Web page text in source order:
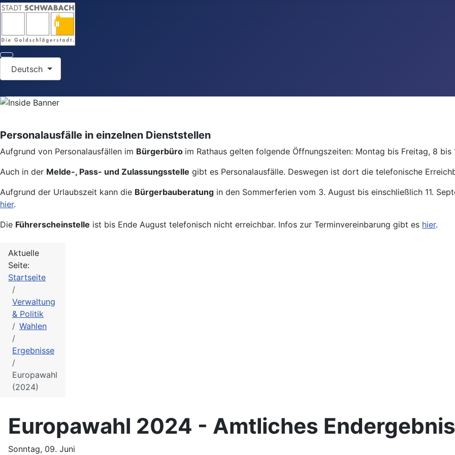
Deutsch
Personalausfälle in einzelnen Dienststellen
Aufgrund von Personalausfällen im Bürgerbüro im Rathaus gelten folgende Öffnungszeiten: Montag bis Freitag, 8 bis
Auch in der Melde-, Pass- und Zulassungsstelle gibt es Personalausfälle. Deswegen ist dort die telefonische
Aufgrund der Urlaubszeit kann die Bürgerbauberatung in den Sommerferien vom 3. August bis einschließlich 11.
hier.
Die Führerscheinstelle ist bis Ende August telefonisch nicht erreichbar. Infos zur Terminvereinbarung gibt es hier.
Aktuelle
Seite:
Startseite
Verwaltung
& Politik
Wahlen
Ergebnisse
Europawahl
(2024)
Europawahl 2024 - Amtliches Endergebnis
Sonntag, 09. Juni